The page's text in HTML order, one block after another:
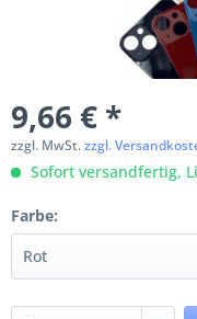
9,66 € *
zzgl. MwSt.zzgl.
Sofort versandfertig,
Farbe: